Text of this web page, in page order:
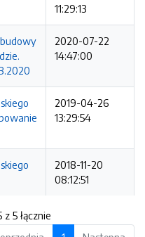
11:29:13
2020-07-22
14:47:00
2019-04-26
13:29:54
2018-11-20
08:12:51
5 łącznie